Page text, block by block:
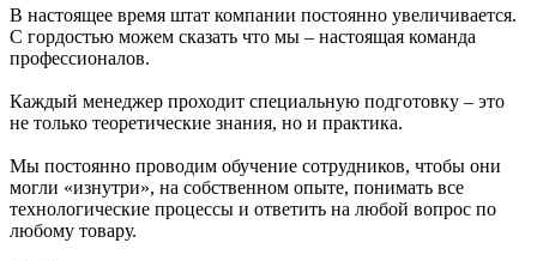
В настоящее время штат компании постоянно увеличивается.
С гордостью можем сказать что мы – настоящая команда
профессионалов.
Каждый менеджер проходит специальную подготовку – это
не только теоретические знания, но и практика.
Мы постоянно проводим обучение сотрудников, чтобы они
могли «изнутри», на собственном опыте, понимать все
технологические процессы и ответить на любой вопрос по
любому товару.